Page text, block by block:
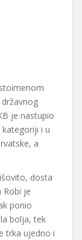
je nastupio
i u
a
dosta
Robi je
ponio
bolja, tek
trka ujedno i